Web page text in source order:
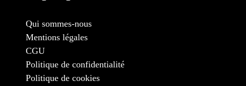
Qui sommes-nous
Mentions légales
CGU
Politique de confidentialité
Politique de cookies